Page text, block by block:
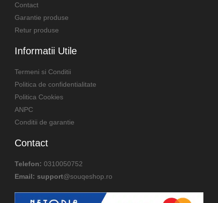
Contact
Garantie produse
Retur produse
Informatii Utile
Termeni si Conditii
Politica de confidentialitate
Politica Cookies
ANPC
Conditii de garantie
Contact
Telefon: 0310050752
Email: support@souqeshop.ro